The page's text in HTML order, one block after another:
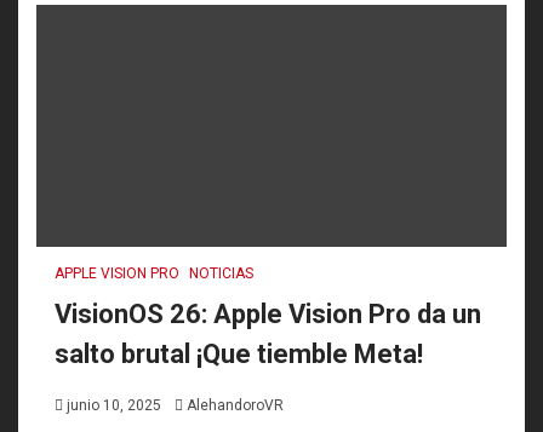
APPLE VISION PRO NOTICIAS
VisionOS 26: Apple Vision Pro da un
salto brutal ¡Que tiemble Meta!
junio 10, 2025 AlehandoroVR